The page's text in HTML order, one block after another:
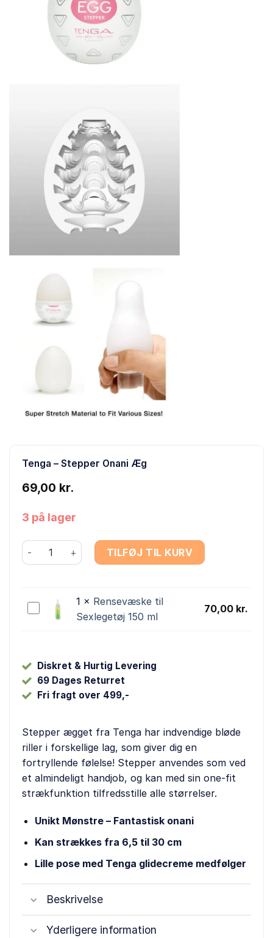
Tenga – Stepper Onani Æg
69,00 kr.
3 på lager
Tenga - Stepper Onani Æg antal
TILFØJ TIL KURV
Rensevæske
ml
1 × Rensevæske til
Sexlegetøj 150 ml
70,00 kr.
Diskret & Hurtig Levering
69 Dages Returret
Fri fragt over 499,-
Stepper ægget fra Tenga har indvendige bløde
riller i forskellige lag, som giver dig en
fortryllende følelse! Stepper anvendes som ved
et almindeligt handjob, og kan med sin one-fit
strækfunktion tilfredsstille alle størrelser.
Unikt Mønstre – Fantastisk onani
Kan strækkes fra 6,5 til 30 cm
Lille pose med Tenga glidecreme medfølger
Beskrivelse
Yderligere information